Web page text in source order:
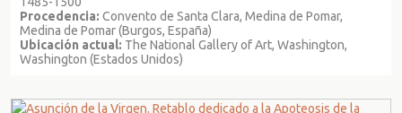
Procedencia: Convento de Santa Clara, Medina de Pomar,
Medina de Pomar (Burgos, España)
Ubicación actual: The National Gallery of Art, Washington,
Washington (Estados Unidos)